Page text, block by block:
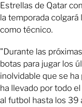
Estrellas de Qatar
la temporada
como técnico.
"Durante las
botas para jugar los
inolvidable que se
ha llevado por todo
al futbol hasta los 39